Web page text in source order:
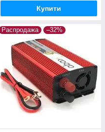
Купити
Распродажа –32%